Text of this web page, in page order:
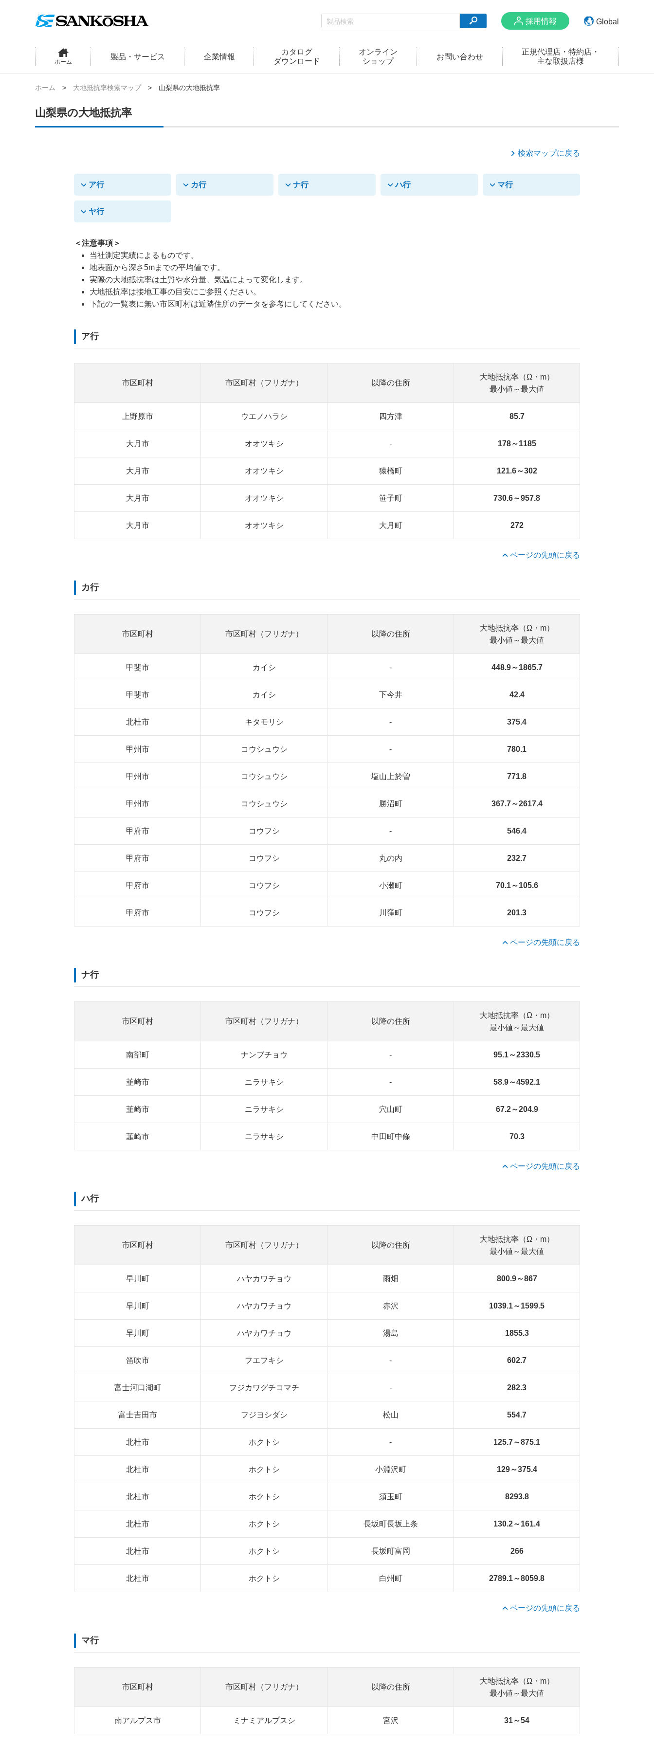
採用情報 Global
English
ホーム
製品・サービス 企業情報
カタログ
ダウンロード
オンライン
ショップ
お問い合わせ
正規代理店・特約店・
主な取扱店様
ホーム 大地抵抗率検索マップ 山梨県の大地抵抗率
山梨県の大地抵抗率
検索マップに戻る
ア行 カ行 ナ行 ハ行 マ行
ヤ行
＜注意事項＞
当社測定実績によるものです。
地表面から深さ5mまでの平均値です。
実際の大地抵抗率は土質や水分量、気温によって変化します。
大地抵抗率は接地工事の目安にご参照ください。
下記の一覧表に無い市区町村は近隣住所のデータを参考にしてください。
ア行
市区町村 市区町村（フリガナ） 以降の住所
大地抵抗率（Ω・m）
最小値～最大値
上野原市 ウエノハラシ 四方津 85.7
大月市 オオツキシ - 178～1185
大月市 オオツキシ 猿橋町 121.6～302
大月市 オオツキシ 笹子町 730.6～957.8
大月市 オオツキシ 大月町 272
ページの先頭に戻る
カ行
市区町村 市区町村（フリガナ） 以降の住所
大地抵抗率（Ω・m）
最小値～最大値
甲斐市 カイシ - 448.9～1865.7
甲斐市 カイシ 下今井 42.4
北杜市 キタモリシ - 375.4
甲州市 コウシュウシ - 780.1
甲州市 コウシュウシ 塩山上於曽 771.8
甲州市 コウシュウシ 勝沼町 367.7～2617.4
甲府市 コウフシ - 546.4
甲府市 コウフシ 丸の内 232.7
甲府市 コウフシ 小瀬町 70.1～105.6
甲府市 コウフシ 川窪町 201.3
ページの先頭に戻る
ナ行
市区町村 市区町村（フリガナ） 以降の住所
大地抵抗率（Ω・m）
最小値～最大値
南部町 ナンブチョウ - 95.1～2330.5
韮崎市 ニラサキシ - 58.9～4592.1
韮崎市 ニラサキシ 穴山町 67.2～204.9
韮崎市 ニラサキシ 中田町中條 70.3
ページの先頭に戻る
ハ行
市区町村 市区町村（フリガナ） 以降の住所
大地抵抗率（Ω・m）
最小値～最大値
早川町 ハヤカワチョウ 雨畑 800.9～867
早川町 ハヤカワチョウ 赤沢 1039.1～1599.5
早川町 ハヤカワチョウ 湯島 1855.3
笛吹市 フエフキシ - 602.7
富士河口湖町 フジカワグチコマチ - 282.3
富士吉田市 フジヨシダシ 松山 554.7
北杜市 ホクトシ - 125.7～875.1
北杜市 ホクトシ 小淵沢町 129～375.4
北杜市 ホクトシ 須玉町 8293.8
北杜市 ホクトシ 長坂町長坂上条 130.2～161.4
北杜市 ホクトシ 長坂町富岡 266
北杜市 ホクトシ 白州町 2789.1～8059.8
ページの先頭に戻る
マ行
市区町村 市区町村（フリガナ） 以降の住所
大地抵抗率（Ω・m）
最小値～最大値
南アルプス市 ミナミアルプスシ 宮沢 31～54